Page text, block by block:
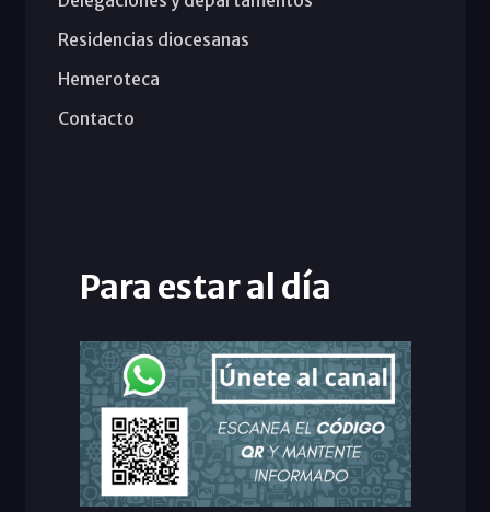
Residencias diocesanas
Hemeroteca
Contacto
Para estar al día